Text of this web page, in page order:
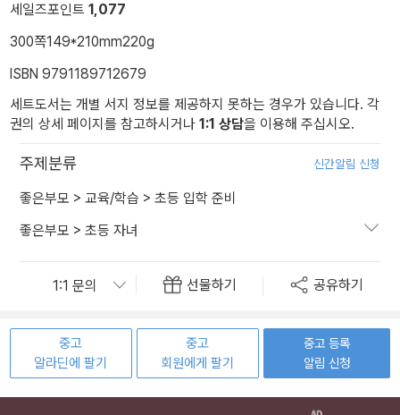
세일즈포인트 1,077
300쪽149*210mm220g
ISBN 9791189712679
세트도서는 개별 서지 정보를 제공하지 못하는 경우가 있습니다. 각
권의 상세 페이지를 참고하시거나 1:1 상담을 이용해 주십시오.
주제분류 신간알림 신청
좋은부모 > 교육/학습 > 초등 입학 준비
좋은부모 > 초등 자녀
선물하기 공유하기
중고
알라딘에 팔기
중고
회원에게 팔기
중고 등록
알림 신청